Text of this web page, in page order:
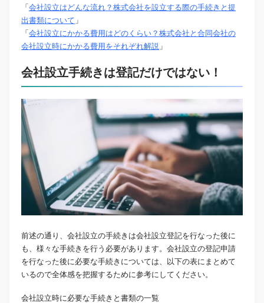
「 会社設立はどんな流れ？株式会社を設立する際の手続きと提
出書類について 」
「 会社設立にかかる費用はどのくらい？株式会社と合同会社の
会社設立時にかかる費用をそれぞれ解説 」
会社設立手続きは登記だけではない！
前述の通り、会社設立の手続きは会社設立登記を行なった後に
も、様々な手続きを行う必要があります。会社設立の登記申請
を行なった後に必要な手続きについては、以下の表にまとめて
いるので全体感を把握するために参考にしてください。
会社設立時に必要な手続きと書類の一覧